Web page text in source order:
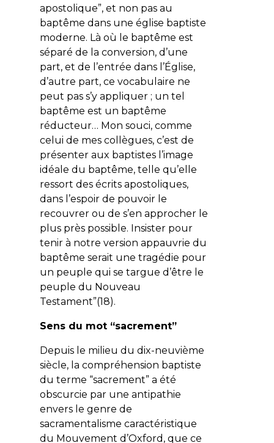
apostolique”, et non pas au
baptême dans une église baptiste
moderne. Là où le baptême est
séparé de la conversion, d’une
part, et de l’entrée dans l’Église,
d’autre part, ce vocabulaire ne
peut pas s’y appliquer ; un tel
baptême est un baptême
réducteur… Mon souci, comme
celui de mes collègues, c’est de
présenter aux baptistes l’image
idéale du baptême, telle qu’elle
ressort des écrits apostoliques,
dans l’espoir de pouvoir le
recouvrer ou de s’en approcher le
plus près possible. Insister pour
tenir à notre version appauvrie du
baptême serait une tragédie pour
un peuple qui se targue d’être le
peuple du Nouveau
Testament”(18).
Sens du mot “sacrement”
Depuis le milieu du dix-neuvième
siècle, la compréhension baptiste
du terme “sacrement” a été
obscurcie par une antipathie
envers le genre de
sacramentalisme caractéristique
du Mouvement d’Oxford, que ce